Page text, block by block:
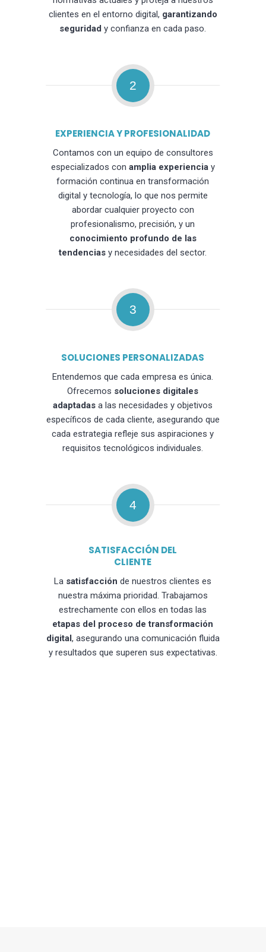
clientes en el entorno digital, garantizando
seguridad y confianza en cada paso.
2
EXPERIENCIA Y PROFESIONALIDAD
Contamos con un equipo de consultores
especializados con amplia experienciay
formación continua en transformación
digital y tecnología, lo que nos permite
abordar cualquier proyecto con
profesionalismo, precisión, y un
conocimiento profundo de las
tendencias y necesidades del sector.
3
SOLUCIONES PERSONALIZADAS
Entendemos que cada empresa es única.
Ofrecemos soluciones digitales
adaptadas a las necesidades y objetivos
específicos de cada cliente, asegurando que
cada estrategia refleje sus aspiraciones y
requisitos tecnológicos individuales.
4
SATISFACCIÓN DEL
CLIENTE
La satisfacción de nuestros clientes es
nuestra máxima prioridad. Trabajamos
estrechamente con ellos en todas las
etapas del proceso de transformación
digital, asegurando una comunicación fluida
y resultados que superen sus expectativas.